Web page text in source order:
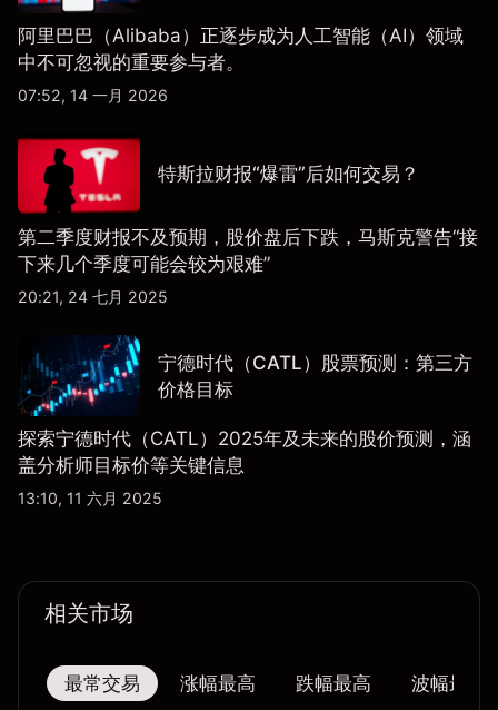
阿里巴巴（Alibaba）正逐步成为人工智能（AI）领域
中不可忽视的重要参与者。
07:52, 14 一月 2026
特斯拉财报“爆雷”后如何交易？
第二季度财报不及预期，股价盘后下跌，马斯克警告“接
下来几个季度可能会较为艰难”
20:21, 24 七月 2025
宁德时代（CATL）股票预测：第三方
价格目标
探索宁德时代（CATL）2025年及未来的股价预测，涵
盖分析师目标价等关键信息
13:10, 11 六月 2025
相关市场
最常交易 涨幅最高 跌幅最高 波幅最大